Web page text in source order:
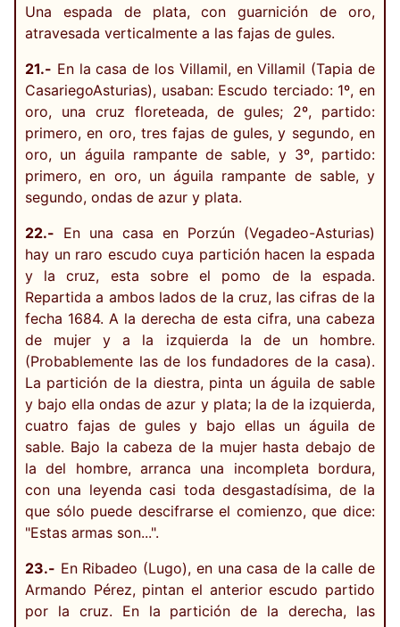
Una espada de plata, con guarnición de oro,
atravesada verticalmente a las fajas de gules.
21.- En la casa de los Villamil, en Villamil (Tapia de
Casariego­Asturias), usaban: Escudo terciado: 1º, en
oro, una cruz floreteada, de gules; 2º, partido:
primero, en oro, tres fajas de gules, y segundo, en
oro, un águila rampante de sable, y 3º, partido:
primero, en oro, un águila rampante de sable, y
segundo, ondas de azur y plata.
22.- En una casa en Porzún (Vegadeo-Asturias)
hay un raro escudo cuya partición hacen la espada
y la cruz, esta sobre el pomo de la espada.
Repartida a ambos lados de la cruz, las cifras de la
fecha 1684. A la derecha de esta cifra, una cabeza
de mujer y a la izquierda la de un hombre.
(Probablemente las de los fundadores de la casa).
La partición de la diestra, pinta un águila de sable
y bajo ella ondas de azur y plata; la de la izquierda,
cuatro fajas de gules y bajo ellas un águila de
sable. Bajo la cabeza de la mujer hasta debajo de
la del hombre, arranca una incompleta bordura,
con una leyenda casi toda desgastadísima, de la
que sólo puede descifrarse el comienzo, que dice:
"Estas armas son...".
23.- En Ribadeo (Lugo), en una casa de la calle de
Armando Pérez, pintan el anterior escudo partido
por la cruz. En la partición de la derecha, las